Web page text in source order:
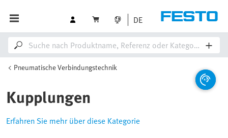
DE
Pneumatische Verbindungstechnik
Kupplungen
Erfahren Sie mehr über diese Kategorie